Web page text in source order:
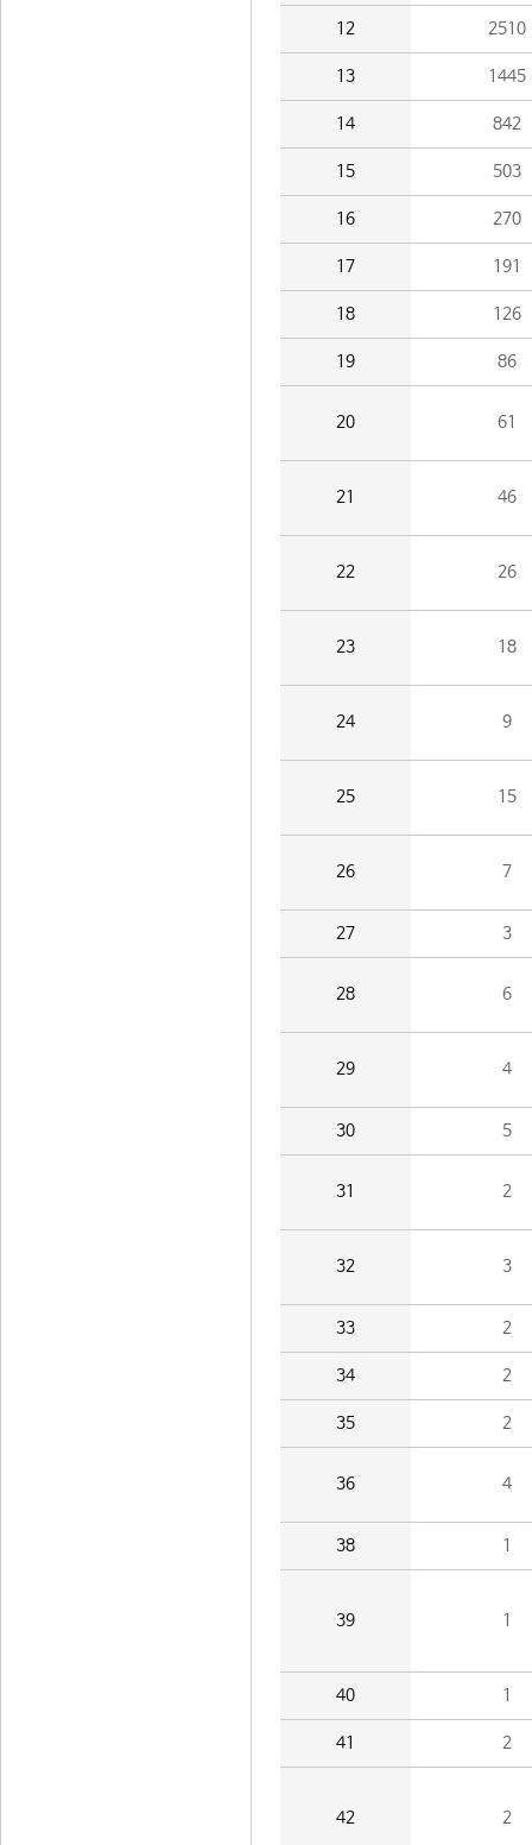
12 2510
13 1445
14 842
15 503
16 270
17 191
18 126
19 86
20 61
21 46
22 26
23 18
24 9
25 15
26 7
27 3
28 6
29 4
30 5
31 2
32 3
33 2
34 2
35 2
36 4
38 1
39 1
40 1
41 2
42 2